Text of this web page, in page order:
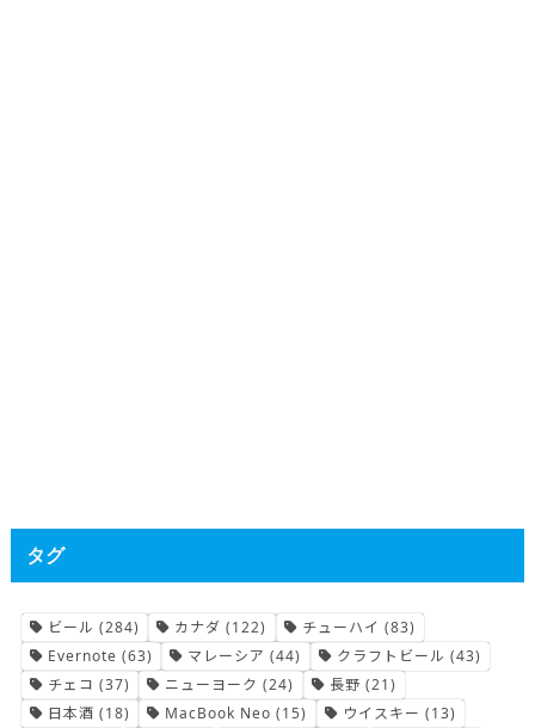
タグ
ビール (284) カナダ (122) チューハイ (83)
Evernote (63) マレーシア (44) クラフトビール (43)
チェコ (37) ニューヨーク (24) 長野 (21)
日本酒 (18) MacBook Neo (15) ウイスキー (13)